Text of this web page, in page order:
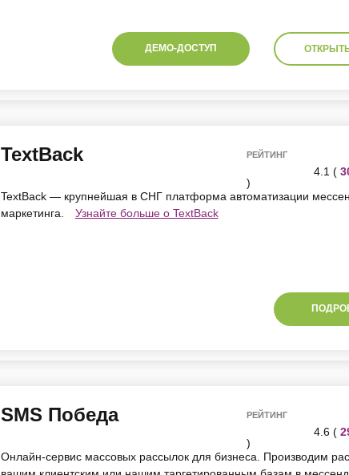
ДЕМО-ДОСТУП
TextBack РЕЙТИНГ
4.1 (
)
TextBack — крупнейшая в СНГ платформа автоматизации
маркетинга.
Узнайте больше о TextBack
SMS Победа РЕЙТИНГ
4.6 (
)
Онлайн-сервис массовых рассылок для бизнеса. Производим